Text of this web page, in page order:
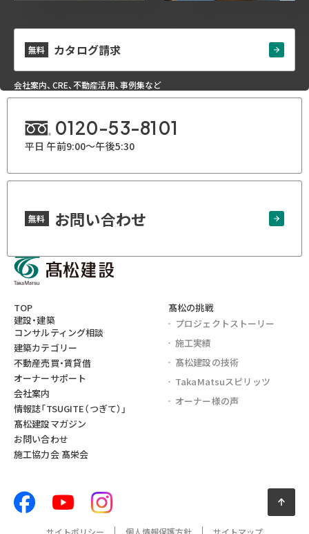
無料 カタログ請求
会社案内、CRE、不動産活用、事例集など
0120-53-8101
平日 午前9:00～午後5:30
無料 お問い合わせ
TOP
建設・建築
コンサルティング相談
建築カテゴリー
不動産売買・賃貸借
オーナーサポート
会社案内
情報誌「TSUGITE（つぎて）」
髙松建設マガジン
お問い合わせ
施工協力会 髙栄会
髙松の挑戦
プロジェクトストーリー
施工実績
髙松建設の技術
TakaMatsuスピリッツ
オーナー様の声
ページ